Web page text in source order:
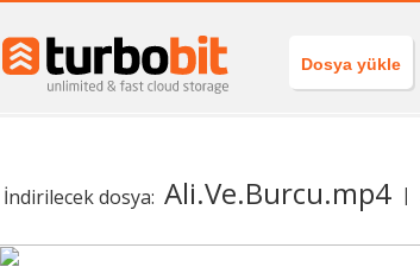
Dosya yükle
İndirilecek dosya: Ali.Ve.Burcu.mp4 |